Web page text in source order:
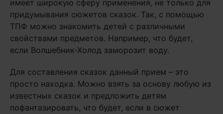
имеет широкую сферу применения, не только для
придумывания сюжетов сказок. Так, с помощью
ТПФ можно знакомить детей с различными
свойствами предметов. Например, что будет,
если Волшебник-Холод заморозит воду.
Для составления сказок данный прием – это
просто находка. Можно взять за основу любую из
известных сказок и предложить детям
пофантазировать, что будет, если в сюжет